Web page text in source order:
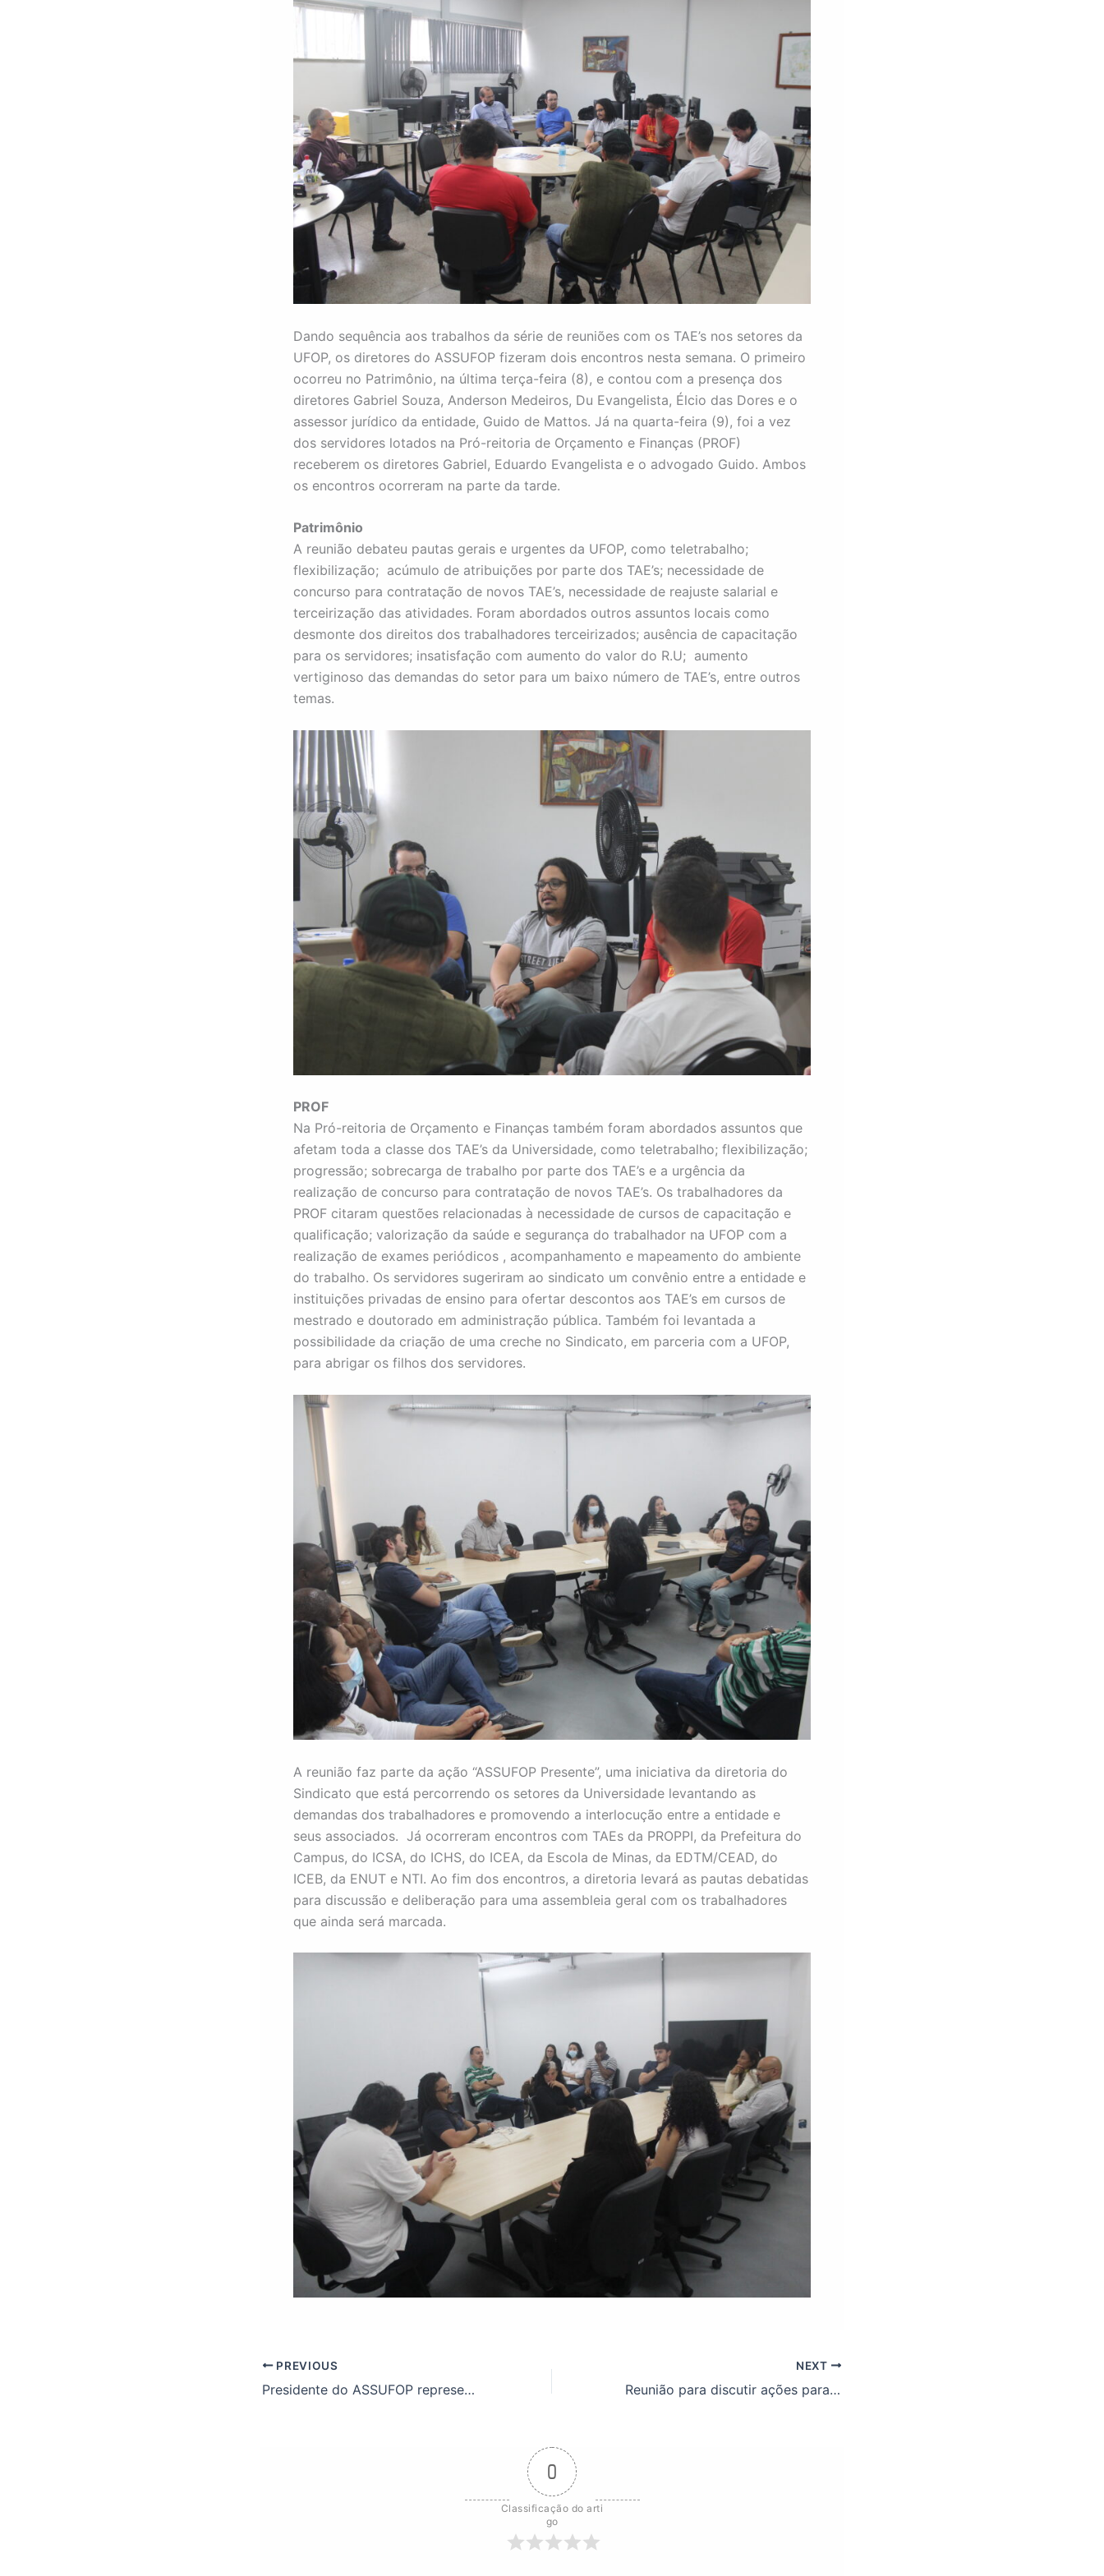
Dando sequência aos trabalhos da série de reuniões com os TAE’s nos setores da
UFOP, os diretores do ASSUFOP fizeram dois encontros nesta semana. O primeiro
ocorreu no Patrimônio, na última terça-feira (8), e contou com a presença dos
diretores Gabriel Souza, Anderson Medeiros, Du Evangelista, Élcio das Dores e o
assessor jurídico da entidade, Guido de Mattos. Já na quarta-feira (9), foi a vez
dos servidores lotados na Pró-reitoria de Orçamento e Finanças (PROF)
receberem os diretores Gabriel, Eduardo Evangelista e o advogado Guido. Ambos
os encontros ocorreram na parte da tarde.
Patrimônio
A reunião debateu pautas gerais e urgentes da UFOP, como teletrabalho;
flexibilização; acúmulo de atribuições por parte dos TAE’s; necessidade de
concurso para contratação de novos TAE’s, necessidade de reajuste salarial e
terceirização das atividades. Foram abordados outros assuntos locais como
desmonte dos direitos dos trabalhadores terceirizados; ausência de capacitação
para os servidores; insatisfação com aumento do valor do R.U; aumento
vertiginoso das demandas do setor para um baixo número de TAE’s, entre outros
temas.
PROF
Na Pró-reitoria de Orçamento e Finanças também foram abordados assuntos que
afetam toda a classe dos TAE’s da Universidade, como teletrabalho; flexibilização;
progressão; sobrecarga de trabalho por parte dos TAE’s e a urgência da
realização de concurso para contratação de novos TAE’s. Os trabalhadores da
PROF citaram questões relacionadas à necessidade de cursos de capacitação e
qualificação; valorização da saúde e segurança do trabalhador na UFOP com a
realização de exames periódicos , acompanhamento e mapeamento do ambiente
do trabalho. Os servidores sugeriram ao sindicato um convênio entre a entidade e
instituições privadas de ensino para ofertar descontos aos TAE’s em cursos de
mestrado e doutorado em administração pública. Também foi levantada a
possibilidade da criação de uma creche no Sindicato, em parceria com a UFOP,
para abrigar os filhos dos servidores.
A reunião faz parte da ação “ASSUFOP Presente”, uma iniciativa da diretoria do
Sindicato que está percorrendo os setores da Universidade levantando as
demandas dos trabalhadores e promovendo a interlocução entre a entidade e
seus associados. Já ocorreram encontros com TAEs da PROPPI, da Prefeitura do
Campus, do ICSA, do ICHS, do ICEA, da Escola de Minas, da EDTM/CEAD, do
ICEB, da ENUT e NTI. Ao fim dos encontros, a diretoria levará as pautas debatidas
para discussão e deliberação para uma assembleia geral com os trabalhadores
que ainda será marcada.
PREVIOUS
Presidente do ASSUFOP representa entidade no Encontro Jurídico da FASUBRA
NEXT
Reunião para discutir ações para agilizar a implantação do teletrabalho na UFOP.
0
Classificação do arti
go